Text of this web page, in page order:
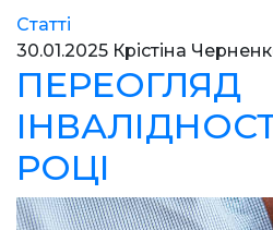
Статті
30.01.2025 Крістіна
ПЕРЕОГЛЯД
РОЦІ